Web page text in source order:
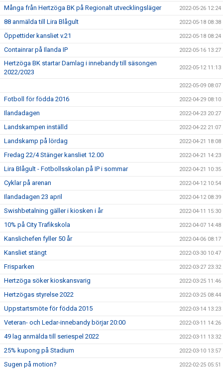
Många från Hertzöga BK på Regionalt utvecklingsläger 2022-05-26 12:24
88 anmälda till Lira Blågult 2022-05-18 08:38
Öppettider kansliet v.21 2022-05-18 08:24
Containrar på Ilanda IP 2022-05-16 13:27
Hertzöga BK startar Damlag i innebandy till säsongen
2022/2023
2022-05-12 11:13
2022-05-09 08:07
Fotboll för födda 2016 2022-04-29 08:10
Ilandadagen 2022-04-23 20:27
Landskampen inställd 2022-04-22 21:07
Landskamp på lördag 2022-04-21 18:08
Fredag 22/4 Stänger kansliet 12.00 2022-04-21 14:23
Lira Blågult - Fotbollsskolan på IP i sommar 2022-04-21 10:35
Cyklar på arenan 2022-04-12 10:54
Ilandadagen 23 april 2022-04-12 08:39
Swishbetalning gäller i kiosken i år 2022-04-11 15:30
10% på City Trafikskola 2022-04-07 14:48
Kanslichefen fyller 50 år 2022-04-06 08:17
Kansliet stängt 2022-03-30 10:47
Frisparken 2022-03-27 23:32
Hertzöga söker kioskansvarig 2022-03-25 11:46
Hertzögas styrelse 2022 2022-03-25 08:44
Uppstartsmöte för födda 2015 2022-03-14 13:23
Veteran- och Ledar-innebandy börjar 20:00 2022-03-11 14:26
49 lag anmälda till seriespel 2022 2022-03-11 13:32
25% kupong på Stadium 2022-03-10 13:57
Sugen på motion? 2022-02-25 05:51